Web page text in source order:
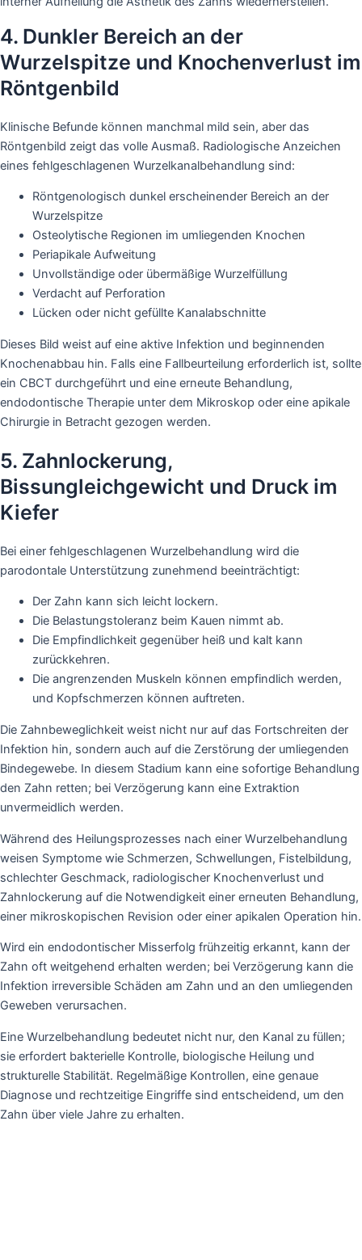
4. Dunkler Bereich an der
Wurzelspitze und Knochenverlust im
Röntgenbild
Klinische Befunde können manchmal mild sein, aber das
Röntgenbild zeigt das volle Ausmaß. Radiologische Anzeichen
eines fehlgeschlagenen Wurzelkanalbehandlung sind:
Röntgenologisch dunkel erscheinender Bereich an der
Wurzelspitze
Osteolytische Regionen im umliegenden Knochen
Periapikale Aufweitung
Unvollständige oder übermäßige Wurzelfüllung
Verdacht auf Perforation
Lücken oder nicht gefüllte Kanalabschnitte
Dieses Bild weist auf eine aktive Infektion und beginnenden
Knochenabbau hin. Falls eine Fallbeurteilung erforderlich ist, sollte
ein CBCT durchgeführt und eine erneute Behandlung,
endodontische Therapie unter dem Mikroskop oder eine apikale
Chirurgie in Betracht gezogen werden.
5. Zahnlockerung,
Bissungleichgewicht und Druck im
Kiefer
Bei einer fehlgeschlagenen Wurzelbehandlung wird die
parodontale Unterstützung zunehmend beeinträchtigt:
Der Zahn kann sich leicht lockern.
Die Belastungstoleranz beim Kauen nimmt ab.
Die Empfindlichkeit gegenüber heiß und kalt kann
zurückkehren.
Die angrenzenden Muskeln können empfindlich werden,
und Kopfschmerzen können auftreten.
Die Zahnbeweglichkeit weist nicht nur auf das Fortschreiten der
Infektion hin, sondern auch auf die Zerstörung der umliegenden
Bindegewebe. In diesem Stadium kann eine sofortige Behandlung
den Zahn retten; bei Verzögerung kann eine Extraktion
unvermeidlich werden.
Während des Heilungsprozesses nach einer Wurzelbehandlung
weisen Symptome wie Schmerzen, Schwellungen, Fistelbildung,
schlechter Geschmack, radiologischer Knochenverlust und
Zahnlockerung auf die Notwendigkeit einer erneuten Behandlung,
einer mikroskopischen Revision oder einer apikalen Operation hin.
Wird ein endodontischer Misserfolg frühzeitig erkannt, kann der
Zahn oft weitgehend erhalten werden; bei Verzögerung kann die
Infektion irreversible Schäden am Zahn und an den umliegenden
Geweben verursachen.
Eine Wurzelbehandlung bedeutet nicht nur, den Kanal zu füllen;
sie erfordert bakterielle Kontrolle, biologische Heilung und
strukturelle Stabilität. Regelmäßige Kontrollen, eine genaue
Diagnose und rechtzeitige Eingriffe sind entscheidend, um den
Zahn über viele Jahre zu erhalten.